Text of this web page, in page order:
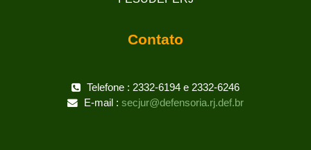
Contato
Telefone : 2332-6194 e 2332-6246
E-mail : secjur@defensoria.rj.def.br